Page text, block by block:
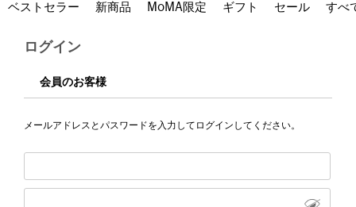
ベストセラー 新商品 MoMA限定 ギフト セール すべ
ログイン
会員のお客様
メールアドレスとパスワードを入力してログインしてください。